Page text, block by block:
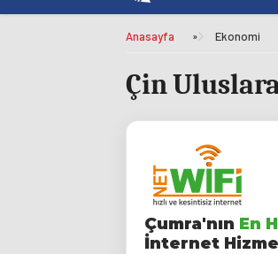
Anasayfa » Ekonomi
Çin
Çumra'nın En
İnternet